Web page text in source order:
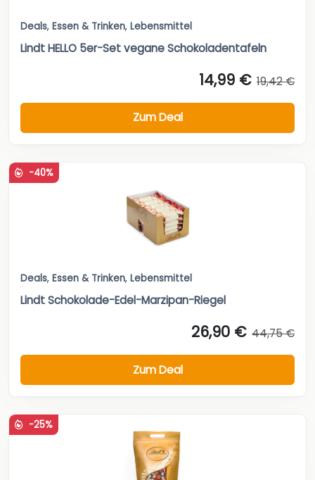
Deals, Essen & Trinken, Lebensmittel
Lindt HELLO 5er-Set vegane Schokoladentafeln
14,99 € 19,42 €
Zum Deal
-40%
Deals, Essen & Trinken, Lebensmittel
Lindt Schokolade-Edel-Marzipan-Riegel
26,90 € 44,75 €
Zum Deal
-25%